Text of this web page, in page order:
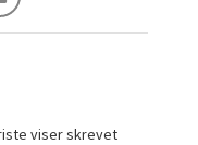
viser skrevet